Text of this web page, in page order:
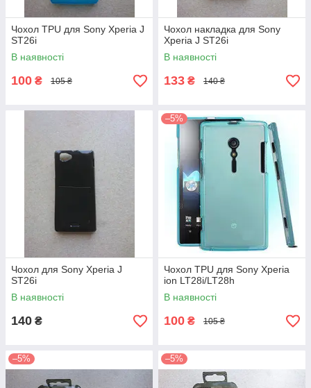
Чохол TPU для Sony Xperia J
ST26i
В наявності
100 ₴ 105 ₴
Чохол накладка для Sony
Xperia J ST26i
В наявності
133 ₴ 140 ₴
Чохол для Sony Xperia J
ST26i
В наявності
140 ₴
–5%
Чохол TPU для Sony Xperia
ion LT28i/LT28h
В наявності
100 ₴ 105 ₴
–5% –5%